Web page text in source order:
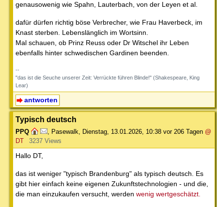
genausowenig wie Spahn, Lauterbach, von der Leyen et al.
dafür dürfen richtig böse Verbrecher, wie Frau Haverbeck, im
Knast sterben. Lebenslänglich im Wortsinn.
Mal schauen, ob Prinz Reuss oder Dr Witschel ihr Leben
ebenfalls hinter schwedischen Gardinen beenden.
--
"das ist die Seuche unserer Zeit: Verrückte führen Blinde!" (Shakespeare, King
Lear)
antworten
Typisch deutsch
PPQ Pasewalk Dienstag, 13.01.2026, 10:38 vor 206 Tagen @
DT
3237 Views
Hallo DT,
das ist weniger "typisch Brandenburg" als typisch deutsch. Es
gibt hier einfach keine eigenen Zukunftstechnologien - und die,
die man einzukaufen versucht, werden wenig wertgeschätzt.